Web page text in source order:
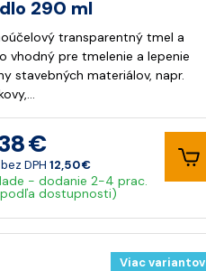
290 ml
transparentný tmel a
vhodný pre tmelenie a lepenie
stavebných materiálov, napr.
€
DPH12,50 €
- dodanie 2-4 prac.
dostupnosti)
Viac variantov